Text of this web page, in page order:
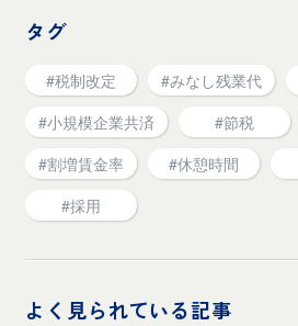
タグ
#税制改定 #みなし残業代
#小規模企業共済
#節税
#割増賃金率
#休憩時間
#採用
よく見られている記事